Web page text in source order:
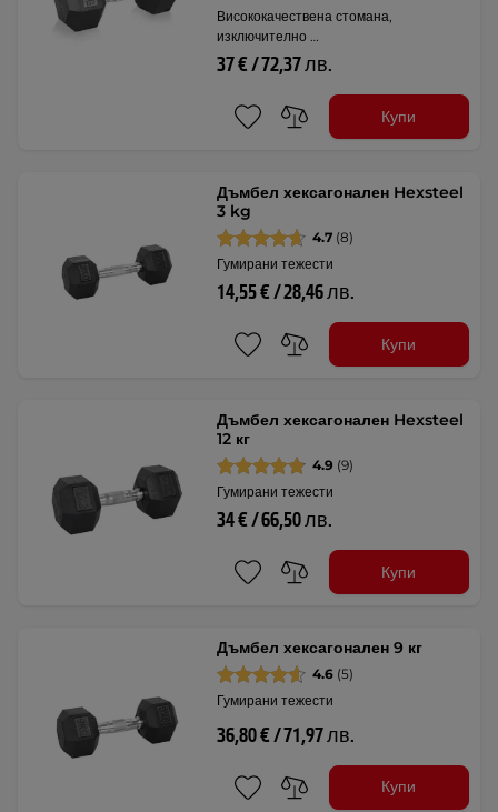
Висококачествена стомана,
изключително …
37 € / 72,37 лв.
Купи
Дъмбел хексагонален Hexsteel
3 kg
4.7 (8)
Гумирани тежести
14,55 € / 28,46 лв.
Купи
Дъмбел хексагонален Hexsteel
12 кг
4.9 (9)
Гумирани тежести
34 € / 66,50 лв.
Купи
Дъмбел хексагонален 9 кг
4.6 (5)
Гумирани тежести
36,80 € / 71,97 лв.
Купи